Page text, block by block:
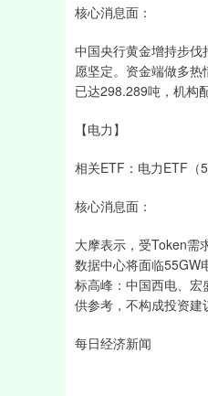
核心消息面：
中国央行黄金增持步
愿坚定。资金端做多
已达298.289吨，机构
【电力】
相关ETF：电力ETF（
核心消息面：
大摩表示，受Token需
数据中心将面临55GW
标高峰：中国西电、
供参考，不构成投资建
每日经济新闻